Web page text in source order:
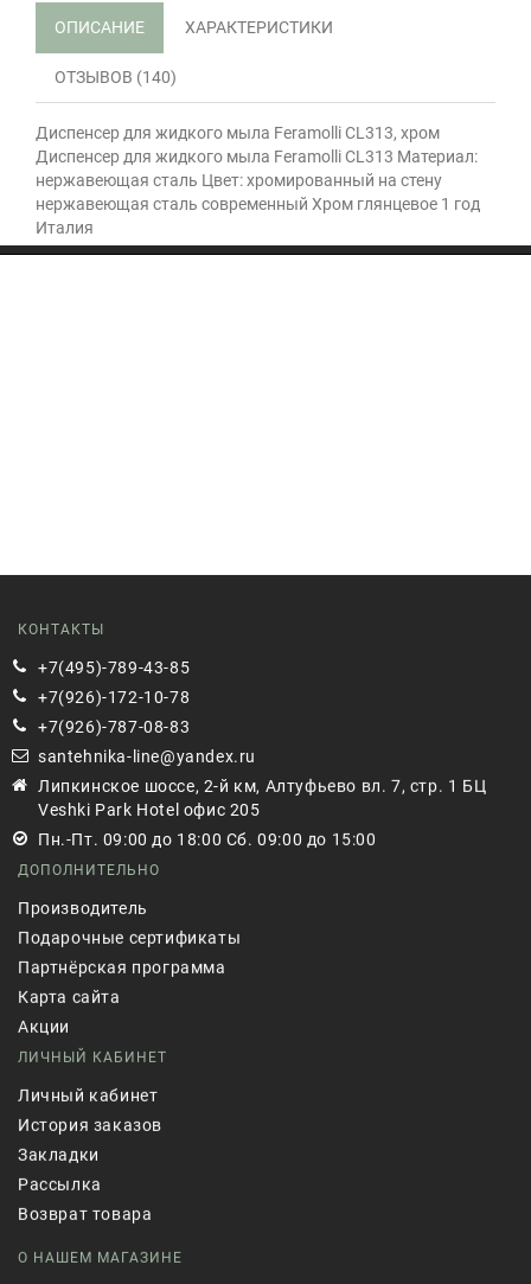
ОПИСАНИЕ ХАРАКТЕРИСТИКИ
ОТЗЫВОВ (140)
Диспенсер для жидкого мыла Feramolli CL313, хром
Диспенсер для жидкого мыла Feramolli CL313 Материал:
нержавеющая сталь Цвет: хромированный на стену
нержавеющая сталь современный Хром глянцевое 1 год
Италия
КОНТАКТЫ
+7(495)-789-43-85
+7(926)-172-10-78
+7(926)-787-08-83
santehnika-line@yandex.ru
Липкинское шоссе, 2-й км, Алтуфьево вл. 7, стр. 1 БЦ
Veshki Park Hotel офис 205
Пн.-Пт. 09:00 до 18:00 Сб. 09:00 до 15:00
ДОПОЛНИТЕЛЬНО
Производитель
Подарочные сертификаты
Партнёрская программа
Карта сайта
Акции
ЛИЧНЫЙ КАБИНЕТ
Личный кабинет
История заказов
Закладки
Рассылка
Возврат товара
О НАШЕМ МАГАЗИНЕ